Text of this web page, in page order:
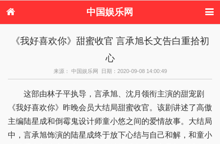
中国娱乐网
港台娱乐
日本娱乐 韩国娱乐
欧美娱乐
港台明星八卦
日本韩国明星
欧美明星八卦
《我好喜欢你》甜蜜收官 言承旭长文告白重拾初
心
来源： 中国娱乐网 日期：2020-09-08 14:00:49
这部由林子平执导，言承旭、沈月领衔主演的甜宠剧
《我好喜欢你》昨晚会员大结局甜蜜收官。该剧讲述了高傲
主编陆星成和倒霉鬼设计师童小悠之间的爱情故事。大结局
中，言承旭饰演的陆星成终于放下心结与自己和解，和童小